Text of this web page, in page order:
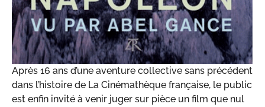
Après 16 ans d’une aventure collective sans précédent
dans l’histoire de La Cinémathèque française, le public
est enfin invité à venir juger sur pièce un film que nul